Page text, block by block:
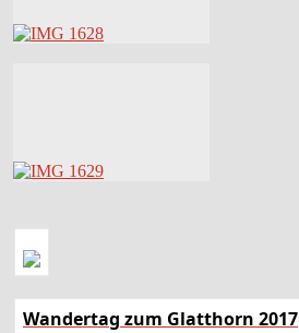
Wandertag zum Glatthorn 2017